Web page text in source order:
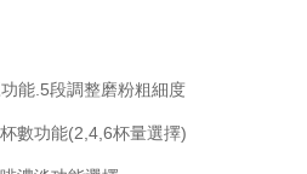
能.5段調整磨粉粗細度
數功能(2,4,6杯量選擇)